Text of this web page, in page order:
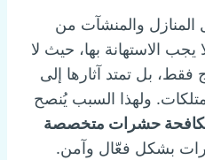
المنازل والمنشآت من
الاستهانة بها، حيث لا
بل تمتد آثارها إلى
ولهذا السبب يُنصح
حشرات متخصصة
بشكل فعّال وآمن.